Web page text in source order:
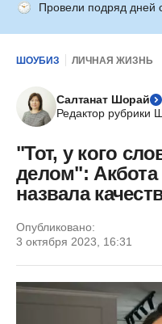
Провели подряд дней
ШОУБИЗ ЛИЧНАЯ ЖИЗНЬ
Салтанат Шорай
Редактор рубрики
"Тот, у кого
делом": Акбота
назвала
Опубликовано:
3 октября 2023, 16:31